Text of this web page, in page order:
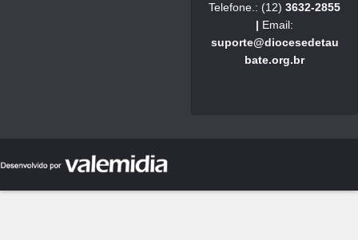
Telefone.: (12) 3632-2855
| Email:
suporte@diocesedetau
bate.org.br